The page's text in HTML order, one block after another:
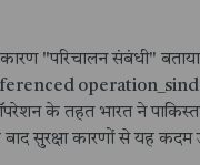
"परिचालन संबंधी"
के तहत भारत ने
सुरक्षा कारणों से यह कदम